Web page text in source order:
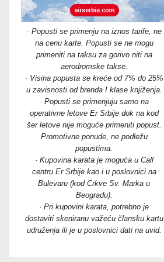
· Popusti se primenju na iznos tarife, ne
na cenu karte. Popusti se ne mogu
primeniti na taksu za gorivo niti na
aerodromske takse.
· Visina popusta se kreće od 7% do 25%
u zavisnosti od brenda I klase knjiženja.
· Popusti se primenjuju samo na
operativne letove Er Srbije dok na kod
šer letove nije moguće primeniti popust.
Promotivne ponude, ne podležu
popustima.
· Kupovina karata je moguća u Call
centru Er Srbije kao i u poslovnici na
Bulevaru (kod Crkve Sv. Marka u
Beogradu).
· Pri kupovini karata, potrebno je
dostaviti skeniranu važeću člansku kartu
udruženja ili je u poslovnici dati na uvid.